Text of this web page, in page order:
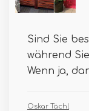
Sind Sie
während
Wenn ja,
Oskar Tächl